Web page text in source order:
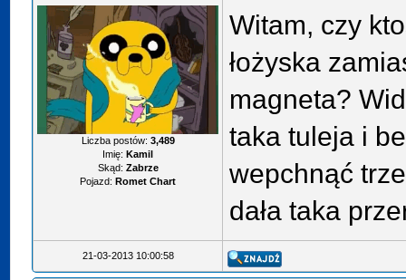
Liczba postów: 3,489
Imię: Kamil
Skąd: Zabrze
Pojazd: Romet Chart
Witam, czy
łożyska
magneta?
taka tuleja i
wepchnąć
dała taka
21-03-2013 10:00:58